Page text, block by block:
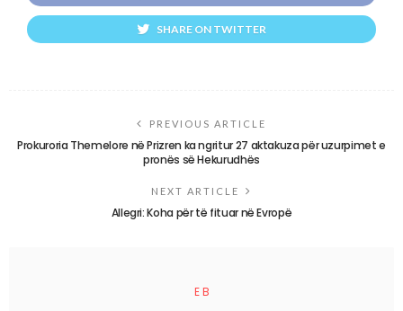
SHARE ON TWITTER
PREVIOUS ARTICLE
Prokuroria Themelore në Prizren ka ngritur 27 aktakuza për uzurpimet e
pronës së Hekurudhës
NEXT ARTICLE
Allegri: Koha për të fituar në Evropë
E B